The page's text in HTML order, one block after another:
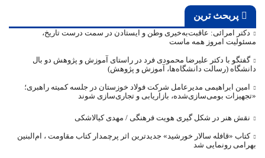
پربحث ترین
دکتر امرائی: عاقبت‌به‌خیری وطن و ایستادن در سمت درست تاریخ،
مسئولیت امروز همه ماست
گفتگو با دکتر علیرضا محمودی فرد در راستای آموزش و پژوهش دو بال
دانشگاه (رسالت دانشگاه‌ها، آموزش و پژوهش)
امین ابراهیمی مدیرعامل شرکت فولاد خوزستان در جلسه کمیته راهبری؛
«تجهیزات بومی‌سازی‌شده، بازاریابی و تجاری‌سازی شوند
نقش هنر در شکل گیری هویت فرهنگی / مهدی کیالاشکی
کتاب «قافله‌ سالار خورشید» جدیدترین اثر پرچمدار کتاب مقاومت ، ام‌البنین
بهرامی رونمایی شد